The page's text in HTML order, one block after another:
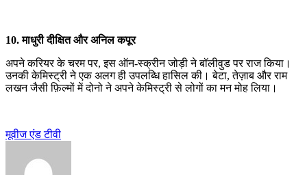
10. माधुरी दीक्षित और अनिल कपूर
अपने करियर के चरम पर, इस ऑन-स्क्रीन जोड़ी ने बॉलीवुड पर राज किया।
उनकी केमिस्ट्री ने एक अलग ही उपलब्धि हासिल की। बेटा, तेज़ाब और राम
लखन जैसी फ़िल्मों में दोनो ने अपने केमिस्ट्री से लोगों का मन मोह लिया।
मूवीज एंड टीवी